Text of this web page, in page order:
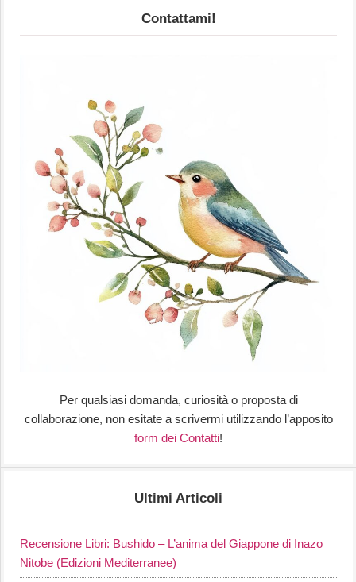
Contattami!
Per qualsiasi domanda, curiosità o proposta di
collaborazione, non esitate a scrivermi utilizzando l’apposito
form dei Contatti!
Ultimi Articoli
Recensione Libri: Bushido – L’anima del Giappone di Inazo
Nitobe (Edizioni Mediterranee)